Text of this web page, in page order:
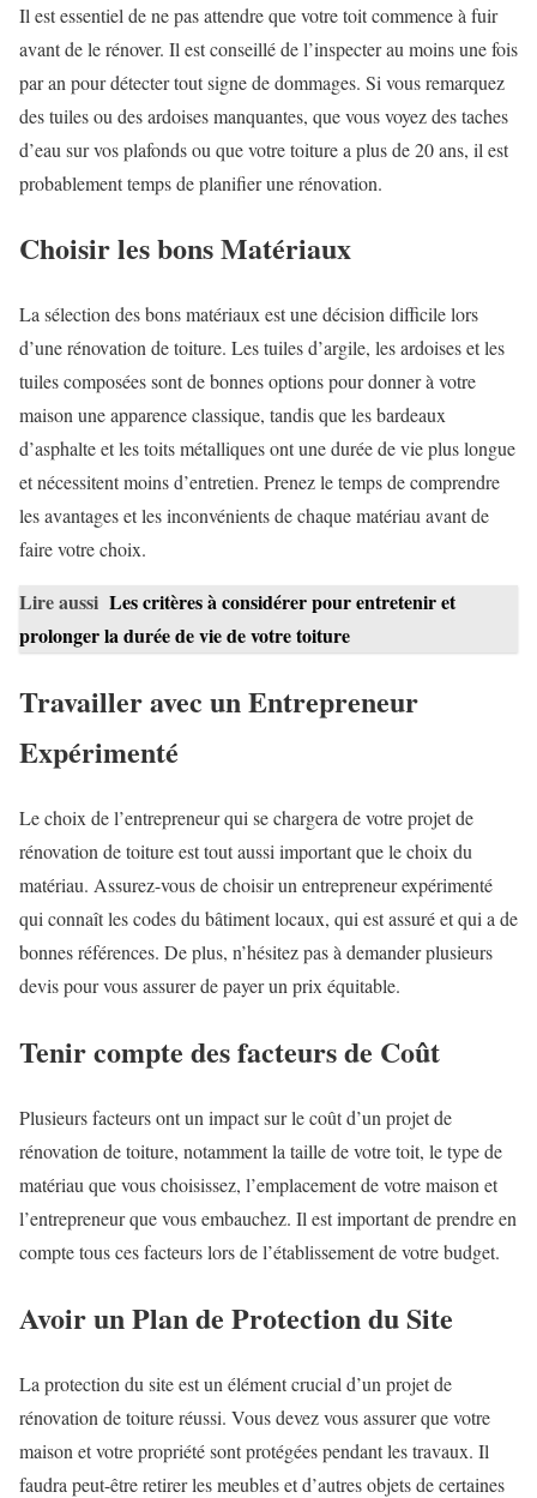
Il est essentiel de ne pas attendre que votre toit commence à fuir
avant de le rénover. Il est conseillé de l’inspecter au moins une fois
par an pour détecter tout signe de dommages. Si vous remarquez
des tuiles ou des ardoises manquantes, que vous voyez des taches
d’eau sur vos plafonds ou que votre toiture a plus de 20 ans, il est
probablement temps de planifier une rénovation.
Choisir les bons Matériaux
La sélection des bons matériaux est une décision difficile lors
d’une rénovation de toiture. Les tuiles d’argile, les ardoises et les
tuiles composées sont de bonnes options pour donner à votre
maison une apparence classique, tandis que les bardeaux
d’asphalte et les toits métalliques ont une durée de vie plus longue
et nécessitent moins d’entretien. Prenez le temps de comprendre
les avantages et les inconvénients de chaque matériau avant de
faire votre choix.
Lire aussi Les critères à considérer pour entretenir et
prolonger la durée de vie de votre toiture
Travailler avec un Entrepreneur
Expérimenté
Le choix de l’entrepreneur qui se chargera de votre projet de
rénovation de toiture est tout aussi important que le choix du
matériau. Assurez-vous de choisir un entrepreneur expérimenté
qui connaît les codes du bâtiment locaux, qui est assuré et qui a de
bonnes références. De plus, n’hésitez pas à demander plusieurs
devis pour vous assurer de payer un prix équitable.
Tenir compte des facteurs de Coût
Plusieurs facteurs ont un impact sur le coût d’un projet de
rénovation de toiture, notamment la taille de votre toit, le type de
matériau que vous choisissez, l’emplacement de votre maison et
l’entrepreneur que vous embauchez. Il est important de prendre en
compte tous ces facteurs lors de l’établissement de votre budget.
Avoir un Plan de Protection du Site
La protection du site est un élément crucial d’un projet de
rénovation de toiture réussi. Vous devez vous assurer que votre
maison et votre propriété sont protégées pendant les travaux. Il
faudra peut-être retirer les meubles et d’autres objets de certaines